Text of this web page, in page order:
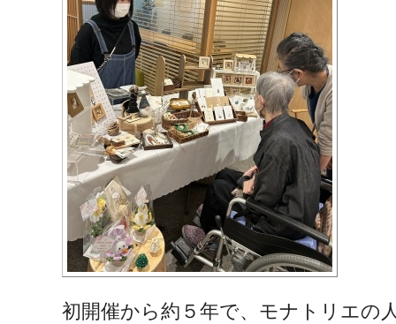
初開催から約５年で、モナトリエの